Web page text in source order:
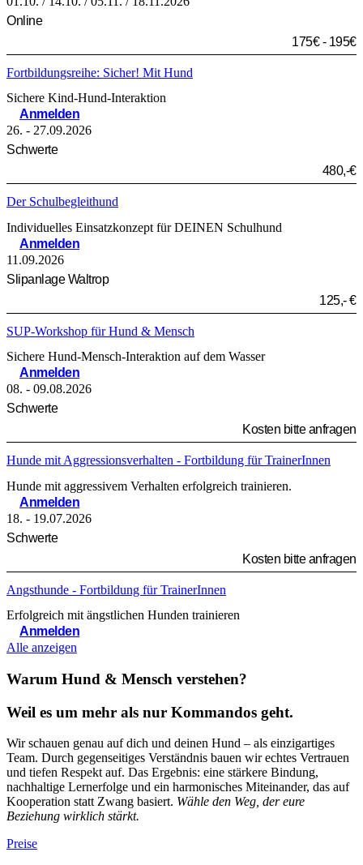
Online
175€ - 195€
Fortbildungsreihe: Sicher! Mit Hund
Sichere Kind-Hund-Interaktion
Anmelden
26. - 27.09.2026
Schwerte
480,-€
Der Schulbegleithund
Individuelles Einsatzkonzept für DEINEN Schulhund
Anmelden
11.09.2026
Slipanlage Waltrop
125,- €
SUP-Workshop für Hund & Mensch
Sichere Hund-Mensch-Interaktion auf dem Wasser
Anmelden
08. - 09.08.2026
Schwerte
Kosten bitte anfragen
Hunde mit Aggressionsverhalten - Fortbildung für TrainerInnen
Hunde mit aggressivem Verhalten erfolgreich trainieren.
Anmelden
18. - 19.07.2026
Schwerte
Kosten bitte anfragen
Angsthunde - Fortbildung für TrainerInnen
Erfolgreich mit ängstlichen Hunden trainieren
Anmelden
Alle anzeigen
Warum Hund & Mensch verstehen?
Weil es um mehr als nur Kommandos geht.
Wir schauen genau auf dich und deinen Hund – als einzigartiges
Team. Durch gegenseitiges Verständnis bauen wir echtes Vertrauen
und tiefen Respekt auf. Das Ergebnis: eine stärkere Bindung,
nachhaltige Lernerfolge und ein harmonisches Miteinander, das auf
Kooperation statt Zwang basiert. Wähle den Weg, der eure
Beziehung wirklich stärkt.
Preise